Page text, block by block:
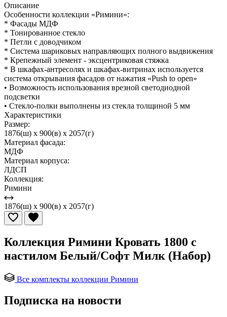
Описание
Особенности коллекции «Римини»:
* Фасады МДФ
* Тонированное стекло
* Петли с доводчиком
* Система шариковых направляющих полного выдвижения
* Крепежный элемент - эксцентриковая стяжка
* В шкафах-антресолях и шкафах-витринах используется
система открывания фасадов от нажатия «Push to open»
• Возможность использования врезной светодиодной
подсветки
• Стекло-полки выполнены из стекла толщиной 5 мм
Характеристики
Размер:
1876(ш) x 900(в) x 2057(г)
Материал фасада:
МДФ
Материал корпуса:
ЛДСП
Коллекция:
Римини
1876(ш) x 900(в) x 2057(г)
Коллекция Римини Кровать 1800 с
настилом Белый/Софт Милк (Набор)
Все комплекты коллекции Римини
Подписка на новости